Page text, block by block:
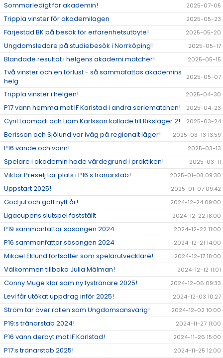
Sommarledigt för akademin! 2025-07-05
Trippla vinster för akademilagen 2025-05-23
Färjestad BK på besök för erfarenhetsutbyte! 2025-05-20
Ungdomsledare på studiebesök i Norrköping! 2025-05-17
Blandade resultat i helgens akademi matcher! 2025-05-15
Två vinster och en förlust - så sammafattas akademins
helg
2025-05-07
Trippla vinster i helgen! 2025-04-30
P17 vann hemma mot IF Karlstad i andra seriematchen! 2025-04-23
Cyril Laomadi och Liam Karlsson kallade till Riksläger 2! 2025-03-24
Berisson och Sjölund var iväg på regionalt läger! 2025-03-13 13:59
P16 vände och vann! 2025-03-13
Spelare i akademin hade värdegrund i praktiken! 2025-03-11
Viktor Preselj tar plats i P16:s tränarstab! 2025-01-08 09:30
Uppstart 2025! 2025-01-07 09:42
God jul och gott nytt år! 2024-12-24 09:00
Ligacupens slutspel fastställt 2024-12-22 18:00
P19 sammanfattar säsongen 2024 2024-12-22 11:00
P16 sammanfattar säsongen 2024 2024-12-21 14:00
Mikael Eklund fortsätter som spelarutvecklare! 2024-12-17 18:00
Välkommen tillbaka Julia Mälman! 2024-12-12 11:01
Conny Muge klar som ny fystränare 2025! 2024-12-06 09:33
Levi får utökat uppdrag inför 2025! 2024-12-03 10:27
Ström tar över rollen som Ungdomsansvarig! 2024-12-02 10:00
P19:s tränarstab 2024! 2024-11-27 11:00
P16 vann derbyt mot IF Karlstad! 2024-11-26 15:00
P17:s tränarstab 2025! 2024-11-25 12:00